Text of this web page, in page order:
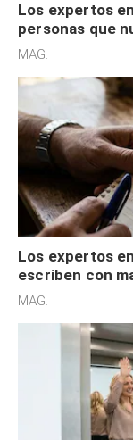
Los expertos
personas que
redes sociales
MAG.
Los expertos
escriben con
acelerado y no
MAG.